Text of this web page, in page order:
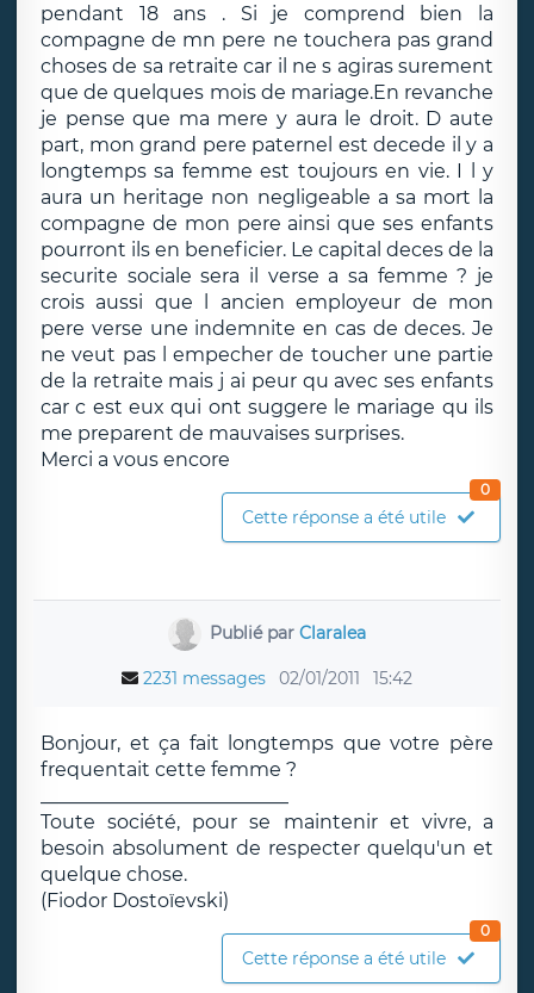
pendant 18 ans . Si je comprend bien la
compagne de mn pere ne touchera pas grand
choses de sa retraite car il ne s agiras surement
que de quelques mois de mariage.En revanche
je pense que ma mere y aura le droit. D aute
part, mon grand pere paternel est decede il y a
longtemps sa femme est toujours en vie. I l y
aura un heritage non negligeable a sa mort la
compagne de mon pere ainsi que ses enfants
pourront ils en beneficier. Le capital deces de la
securite sociale sera il verse a sa femme ? je
crois aussi que l ancien employeur de mon
pere verse une indemnite en cas de deces. Je
ne veut pas l empecher de toucher une partie
de la retraite mais j ai peur qu avec ses enfants
car c est eux qui ont suggere le mariage qu ils
me preparent de mauvaises surprises.
Merci a vous encore
Cette réponse a été utile
0
Publié parClaralea
2231 messages 02/01/2011 15:42
Bonjour, et ça fait longtemps que votre père
frequentait cette femme ?
Toute société, pour se maintenir et vivre, a
besoin absolument de respecter quelqu'un et
quelque chose.
(Fiodor Dostoïevski)
Cette réponse a été utile
0